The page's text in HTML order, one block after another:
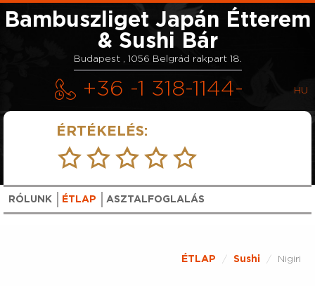
Bambuszliget Japán Étterem
& Sushi Bár
Budapest , 1056 Belgrád rakpart 18.
+36 -1 318-1144-
ÉRTÉKELÉS:
RÓLUNK ÉTLAP ASZTALFOGLALÁS
ÉTLAP Sushi Nigiri